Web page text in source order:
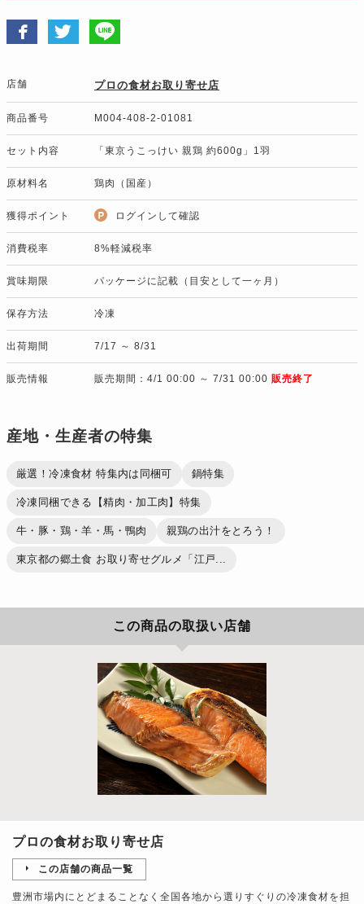
店舗 プロの食材お取り寄せ店
商品番号 M004-408-2-01081
セット内容 「東京うこっけい 親鶏 約600g」1羽
原材料名 鶏肉（国産）
獲得ポイント ログインして確認
消費税率 8%軽減税率
賞味期限 パッケージに記載（目安として一ヶ月）
保存方法 冷凍
出荷期間 7/17 ～ 8/31
販売情報 販売期間：4/1 00:00 ～ 7/31 00:00 販売終了
産地・生産者の特集
厳選！冷凍食材 特集内は同梱可 鍋特集
冷凍同梱できる【精肉・加工肉】特集
牛・豚・鶏・羊・馬・鴨肉 親鶏の出汁をとろう！
東京都の郷土食 お取り寄せグルメ「江戸...
この商品の取扱い店舗
プロの食材お取り寄せ店
この店舗の商品一覧
豊洲市場内にとどまることなく全国各地から選りすぐりの冷凍食材を担